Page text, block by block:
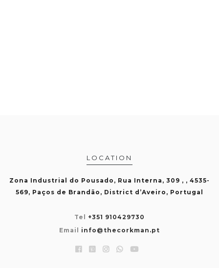
LOCATION
Zona Industrial do Pousado, Rua Interna, 309 , , 4535-
569, Paços de Brandão, District d’Aveiro, Portugal
Tel +351 910429730
Email info@thecorkman.pt